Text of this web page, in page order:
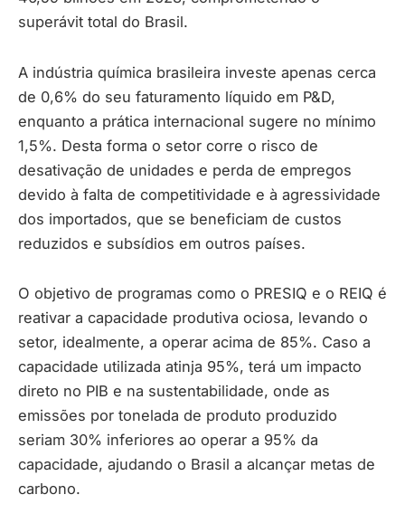
superávit total do Brasil.
A indústria química brasileira investe apenas cerca
de 0,6% do seu faturamento líquido em P&D,
enquanto a prática internacional sugere no mínimo
1,5%. Desta forma o setor corre o risco de
desativação de unidades e perda de empregos
devido à falta de competitividade e à agressividade
dos importados, que se beneficiam de custos
reduzidos e subsídios em outros países.
O objetivo de programas como o PRESIQ e o REIQ é
reativar a capacidade produtiva ociosa, levando o
setor, idealmente, a operar acima de 85%. Caso a
capacidade utilizada atinja 95%, terá um impacto
direto no PIB e na sustentabilidade, onde as
emissões por tonelada de produto produzido
seriam 30% inferiores ao operar a 95% da
capacidade, ajudando o Brasil a alcançar metas de
carbono.